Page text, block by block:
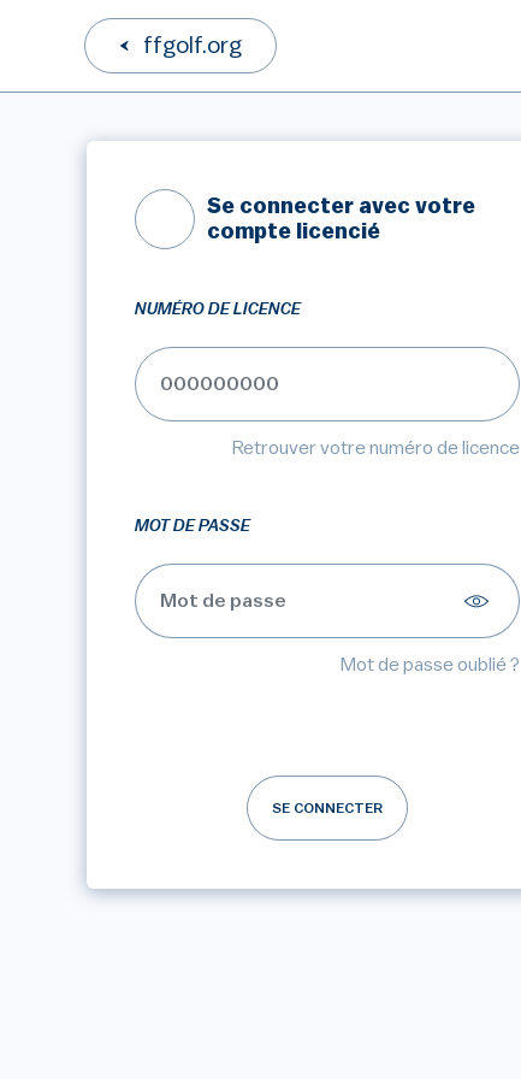
ffgolf.org
Se connecter avec votre
compte licencié
NUMÉRO DE LICENCE
Retrouver votre numéro de licence
MOT DE PASSE
Mot de passe oublié ?
SE CONNECTER